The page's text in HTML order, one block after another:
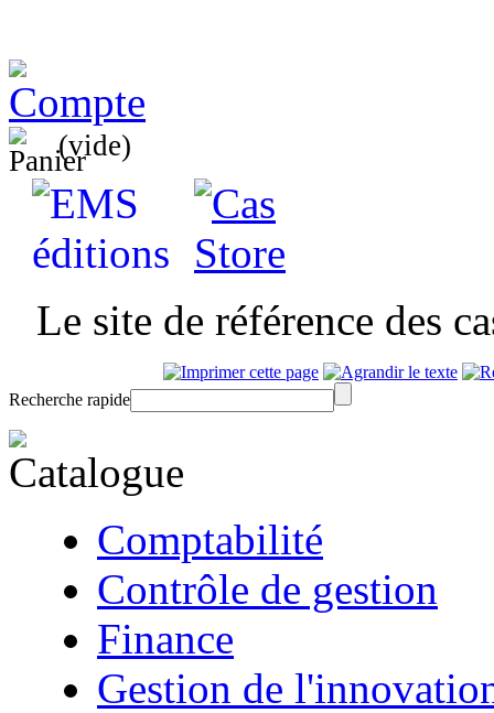
(vide)
Le site de référence des
Recherche rapide
Comptabilité
Contrôle de gestion
Finance
Gestion de